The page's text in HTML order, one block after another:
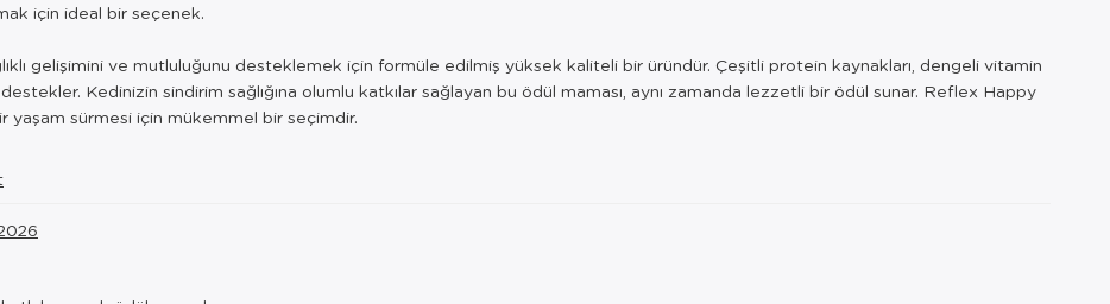
için ideal bir seçenek.
gelişimini ve mutluluğunu desteklemek için formüle edilmiş yüksek kaliteli bir üründür. Çeşitli protein kaynakları, dengeli vitamin
Kedinizin sindirim sağlığına olumlu katkılar sağlayan bu ödül maması, aynı zamanda lezzetli bir ödül sunar. Reflex Happy
yaşam sürmesi için mükemmel bir seçimdir.